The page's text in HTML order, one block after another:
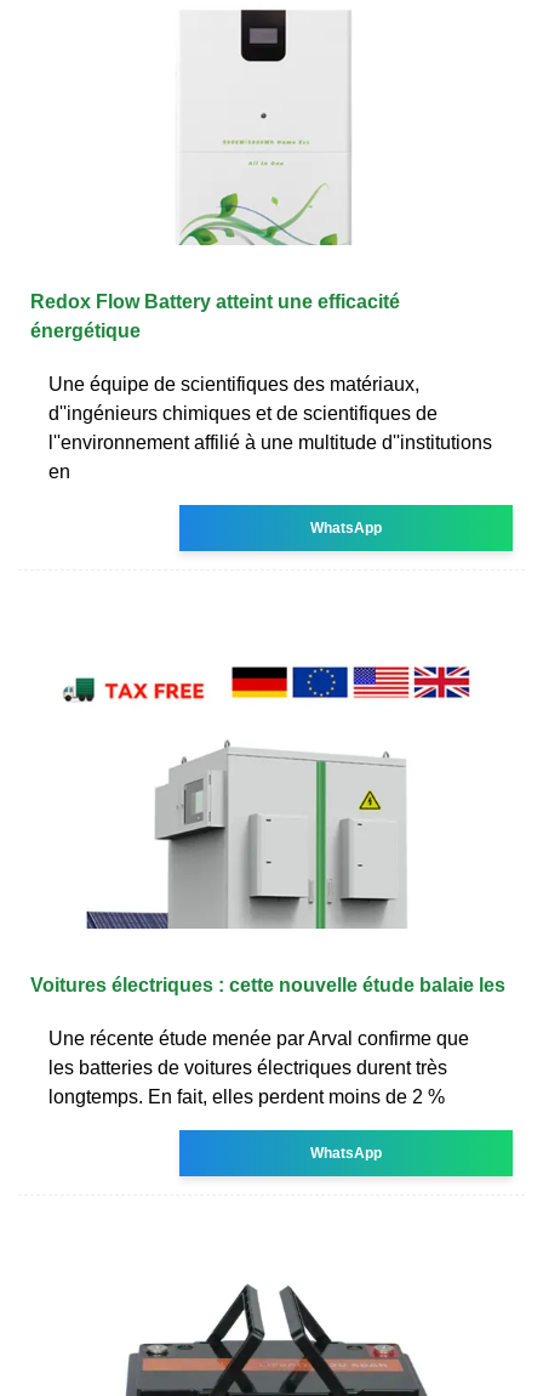
Redox Flow Battery atteint une efficacité
énergétique
Une équipe de scientifiques des matériaux,
d''ingénieurs chimiques et de scientifiques de
l''environnement affilié à une multitude d''institutions
en
WhatsApp
Voitures électriques : cette nouvelle étude balaie les
Une récente étude menée par Arval confirme que
les batteries de voitures électriques durent très
longtemps. En fait, elles perdent moins de 2 %
WhatsApp